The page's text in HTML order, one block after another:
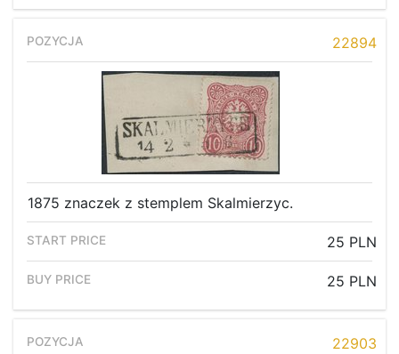
22894
1875 znaczek z stemplem Skalmierzyc.
25 PLN
25 PLN
22903